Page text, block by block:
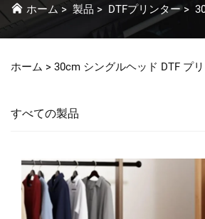
ホーム > 製品 > DTFプリンター>
ホーム > 30cm シングルヘッド DTF プ
すべての製品